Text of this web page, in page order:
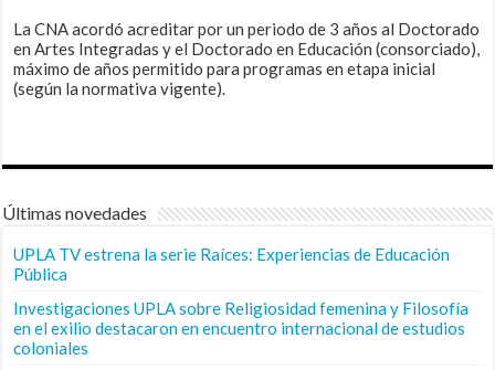
La CNA acordó acreditar por un periodo de 3 años al Doctorado
en Artes Integradas y el Doctorado en Educación (consorciado),
máximo de años permitido para programas en etapa inicial
(según la normativa vigente).
Últimas novedades
UPLA TV estrena la serie Raíces: Experiencias de Educación
Pública
Investigaciones UPLA sobre Religiosidad femenina y Filosofía
en el exilio destacaron en encuentro internacional de estudios
coloniales